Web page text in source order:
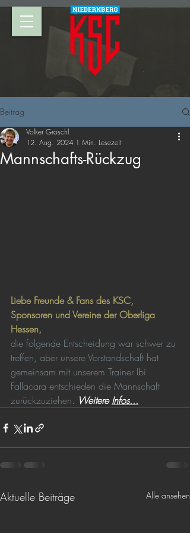
Beitrag
Mannschafts-Rückzug
Volker Gröschl
12. Aug. 2024 1 Min. Lesezeit
Liebe Freunde & Fans des KSC,
Sponsoren und Vereine der Oberliga
Hessen,
die folgende Entscheidung war schwer zu
treffen, aber unsere Vorstandschaft hat
gemeinsam mit unserem Trainer Ibi
Fallacara entschieden die Mannschaft
zurückzuziehen. Weitere Infos...
Aktuelle Beiträge Alle ansehen